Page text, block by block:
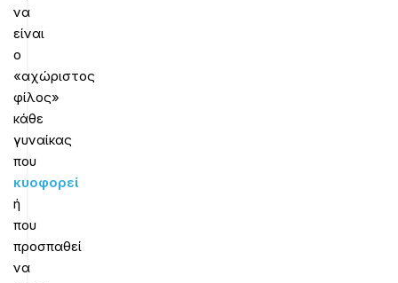
να
είναι
ο
«αχώριστος
φίλος»
κάθε
γυναίκας
που
κυοφορεί
ή
που
προσπαθεί
να